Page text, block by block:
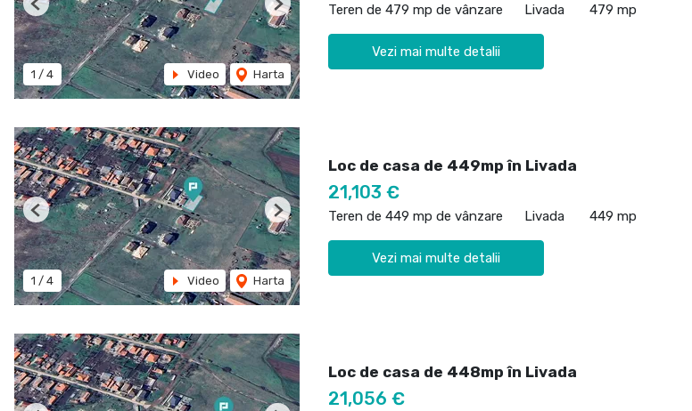
1 / 4 Video Harta
Previous Next Teren de 479 mp de vânzare Livada 479 mp
Vezi mai multe detalii
1 / 4 Video Harta
Previous Next
Loc de casa de 449mp în Livada
21,103 €
Teren de 449 mp de vânzare Livada 449 mp
Vezi mai multe detalii
Loc de casa de 448mp în Livada
21,056 €